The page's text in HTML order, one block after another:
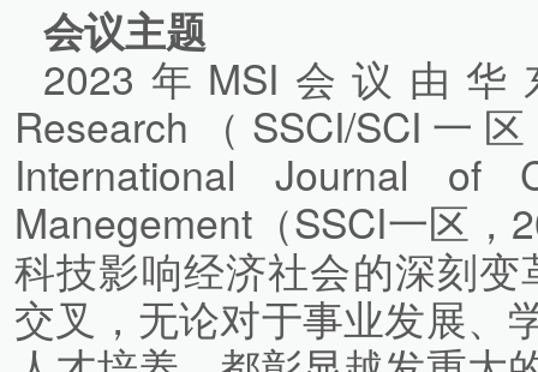
会议主题
2023年MSI会议由华
Research（SSCI/SCI一
International Journal of
Manegement（SSCI一区，
科技影响经济社会的深刻变
交叉，无论对于事业发展、